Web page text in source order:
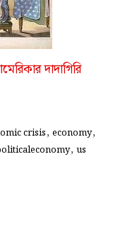
দাদাগিরি
crisis, economy,
, us